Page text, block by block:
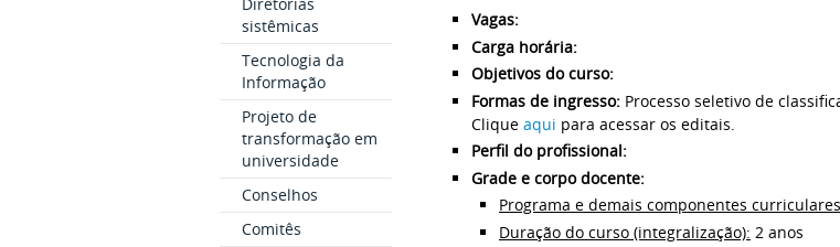
sistêmicas
Tecnologia da
Informação
Projeto de
transformação em
universidade
Conselhos
Comitês
Vagas:
Carga horária:
Objetivos do curso:
Formas de ingresso: Processo seletivo de
Clique aqui para acessar os editais.
Perfil do profissional:
Grade e corpo docente:
Programa e demais componentes
Duração do curso (integralização): 2 anos